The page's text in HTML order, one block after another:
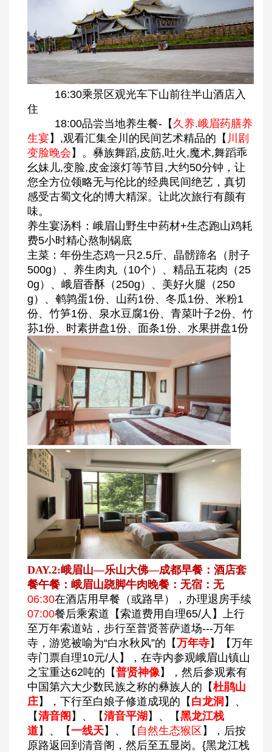
16:30乘景区观光车下山前往半山酒店入
住
18:00品尝当地养生餐-【 久养.峨眉药膳养
生宴 】,观看汇集全川的民间艺术精品的【 川剧
变脸晚会 】。彝族舞蹈,皮筋,吐火,魔术,舞蹈乖
幺妹儿,变脸,皮金滚灯等节目,大约50分钟，让
您全方位领略无与伦比的经典民间绝艺，真切
感受古蜀文化的博大精深。让此次旅行有颜有
味。
养生宴汤料：峨眉山野生中药材+生态跑山鸡耗
费5小时精心熬制锅底
主菜：年份生态鸡一只2.5斤、晶髈蹄名（肘子
500g）、养生肉丸（10个）、精品五花肉（25
0g）、峨眉香酥（250g）、美好火腿（250
g）、鹌鹑蛋1份、山药1份、冬瓜1份、米粉1
份、竹笋1份、泉水豆腐1份、青菜叶子2份、竹
荪1份、时素拼盘1份、面条1份、水果拼盘1份
DAY.2:峨眉山—乐山大佛—成都早餐：酒店套
餐午餐：峨眉山跷脚牛肉 晚餐：无宿：无
06:30在酒店用早餐（或路早），办理退房手续
07:00餐后乘索道【索道费用自理65/人】上行
至万年索道站，步行至普贤菩萨道场---万年
寺，游览被喻为“白水秋风”的【万年寺】【万年
寺门票自理10元/人】，在寺内参观峨眉山镇山
之宝重达62吨的【普贤神像】，然后参观素有
中国第六大少数民族之称的彝族人的【杜鹃山
庄】，下行至白娘子修道成现的【 白龙洞 】、
【清音阁 】、【清音平湖 】、【黑龙江栈
道】、【一线天】、【 自然生态猴区 】，后按
原路返回到清音阁，然后至五显岗。{黑龙江栈